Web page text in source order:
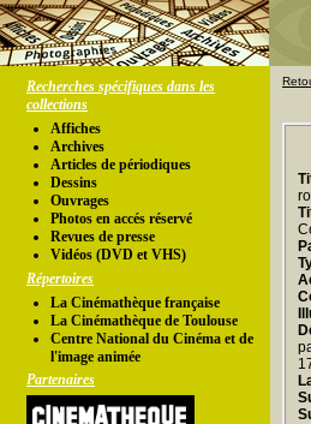
Recherches spécifiques dans les
collections
Affiches
Archives
Articles de périodiques
Dessins
Ouvrages
Photos en accés réservé
Revues de presse
Vidéos (DVD et VHS)
Répertoires
La Cinémathèque française
La Cinémathèque de Toulouse
Centre National du Cinéma et de
l'image animée
Partenaires